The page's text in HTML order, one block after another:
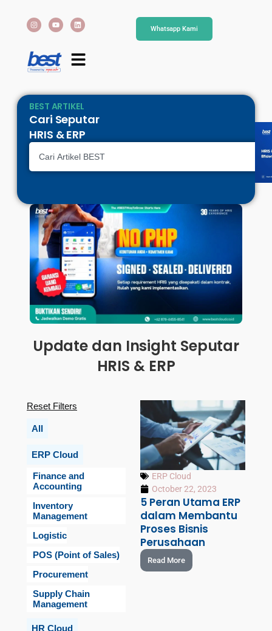
Whatsapp Kami
BEST ARTIKEL
Cari Seputar
HRIS & ERP
Update dan Insight Seputar
HRIS & ERP
All
ERP Cloud
Finance and
Accounting
Inventory
Management
Logistic
POS (Point of Sales)
Procurement
Supply Chain
Management
HR Cloud
Reset Filters
ERP Cloud
October 22, 2023
5 Peran Utama ERP
dalam Membantu
Proses Bisnis
Perusahaan
Read More